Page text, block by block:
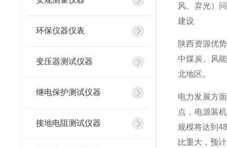
环保仪器仪表
变压器测试仪器
继电保护测试仪器
接地电阻测试仪器
风、弃光）
建设
陕西资源优
中煤炭、风
北地区。
电力发展方
点，电源装
规模将达到
比重大，预